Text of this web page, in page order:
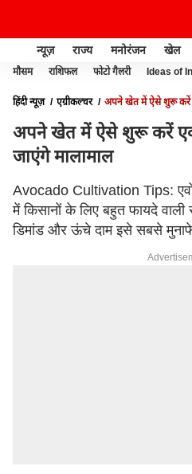
न्यूज़ राज्य मनोरंजन खेल
मौसम राशिफल फोटो गैलरी Ideas of
हिंदी न्यूज़ एग्रीकल्चर अपने खेत में ऐसे शुरू करें
अपने खेत में ऐसे शुरू करें
जाएंगे मालामाल
Avocado Cultivation Tips:
में किसानों के लिए बहुत फायदे वाली
डिमांड और ऊंचे दाम इसे सबसे